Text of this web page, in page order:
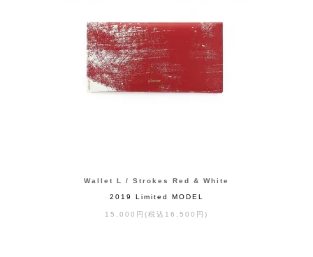
Wallet L / Strokes Red & White
2019 Limited MODEL
15,000円(税込16,500円)